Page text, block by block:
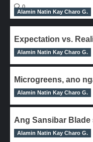
0
Alamin Natin Kay Charo G.
Expectation vs.
0
Alamin Natin Kay Charo G.
Microgreens, ano
0
Alamin Natin Kay Charo G.
Ang Sansibar
0
Alamin Natin Kay Charo G.